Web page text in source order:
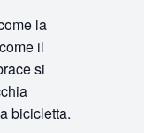
la
il
si
bicicletta.